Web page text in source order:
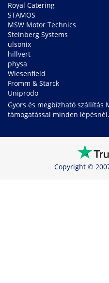
Royal Catering
STAMOS
MSW Motor Technics
Steinberg Systems
ulsonix
hillvert
physa
Wiesenfield
Fromm & Starck
Uniprodo
Gyors és megbízható szállítás
támogatással minden lépésnél.
Copyright ©